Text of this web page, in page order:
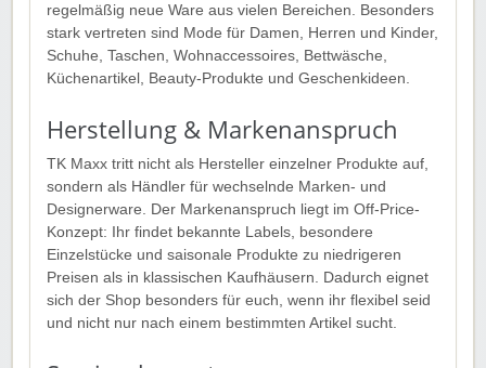
regelmäßig neue Ware aus vielen Bereichen. Besonders
stark vertreten sind Mode für Damen, Herren und Kinder,
Schuhe, Taschen, Wohnaccessoires, Bettwäsche,
Küchenartikel, Beauty-Produkte und Geschenkideen.
Herstellung & Markenanspruch
TK Maxx tritt nicht als Hersteller einzelner Produkte auf,
sondern als Händler für wechselnde Marken- und
Designerware. Der Markenanspruch liegt im Off-Price-
Konzept: Ihr findet bekannte Labels, besondere
Einzelstücke und saisonale Produkte zu niedrigeren
Preisen als in klassischen Kaufhäusern. Dadurch eignet
sich der Shop besonders für euch, wenn ihr flexibel seid
und nicht nur nach einem bestimmten Artikel sucht.